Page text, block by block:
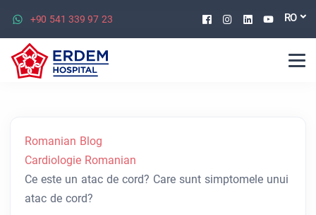
+90 541 339 97 23 Facebook
Instagram
Linkedin
RO
Romanian Blog
Cardiologie Romanian
Ce este un atac de cord? Care sunt simptomele unui
atac de cord?